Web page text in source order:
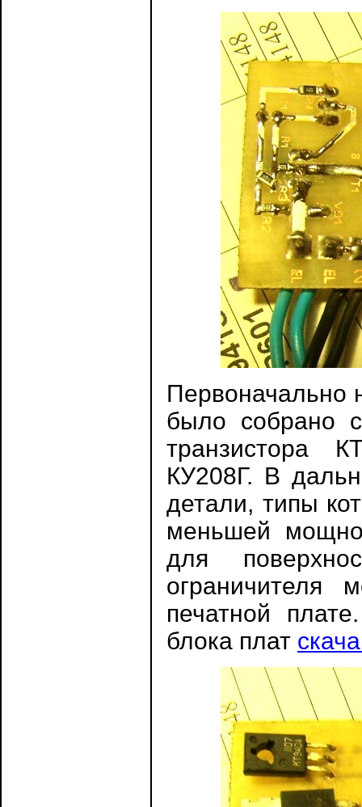
Первоначально
было собрано
транзистора
КУ208Г. В
детали, типы
меньшей
для
ограничителя
печатной
блока плат